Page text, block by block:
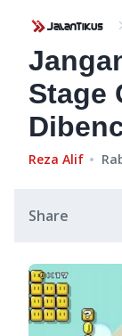
Stage
Reza Alif
Share